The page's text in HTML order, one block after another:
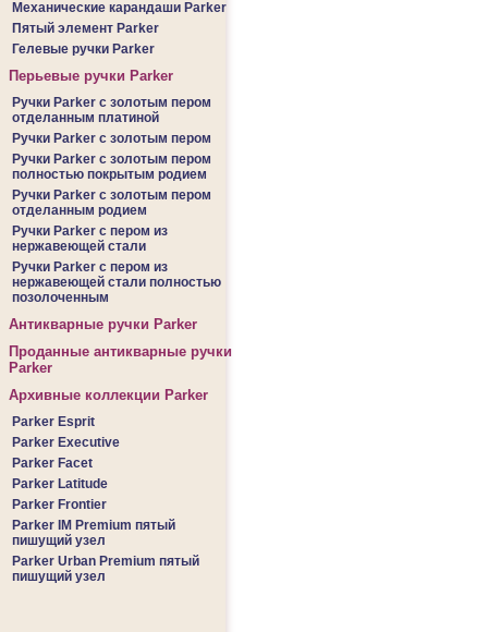
Механические карандаши Parker
Пятый элемент Parker
Гелевые ручки Parker
Перьевые ручки Parker
Ручки Parker c золотым пером
отделанным платиной
Ручки Parker c золотым пером
Ручки Parker c золотым пером
полностью покрытым родием
Ручки Parker c золотым пером
отделанным родием
Ручки Parker c пером из
нержавеющей стали
Ручки Parker c пером из
нержавеющей стали полностью
позолоченным
Антикварные ручки Parker
Проданные антикварные ручки
Parker
Архивные коллекции Parker
Parker Esprit
Parker Executive
Parker Facet
Parker Latitude
Parker Frontier
Parker IM Premium пятый
пишущий узел
Parker Urban Premium пятый
пишущий узел